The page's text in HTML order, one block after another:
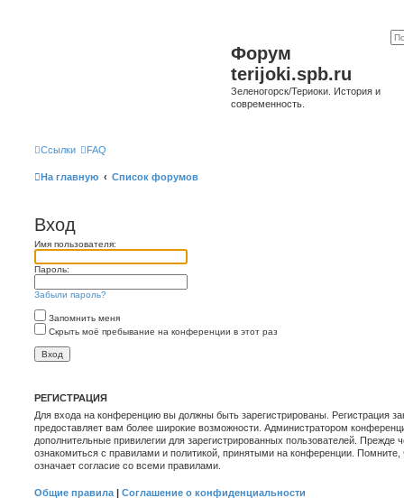
Форум
terijoki.spb.ru
Зеленогорск/Териоки. История и
современность.
Ссылки FAQ
На главную Список форумов
Вход
Имя пользователя:
Пароль:
Забыли пароль?
Запомнить меня
Скрыть моё пребывание на конференции в этот раз
РЕГИСТРАЦИЯ
Для входа на конференцию вы должны быть зарегистрированы. Регистрация
предоставляет вам более широкие возможности. Администратором
дополнительные привилегии для зарегистрированных пользователей. Прежде
ознакомиться с правилами и политикой, принятыми на конференции.
означает согласие со всеми правилами.
Общие правила | Соглашение о конфиденциальности